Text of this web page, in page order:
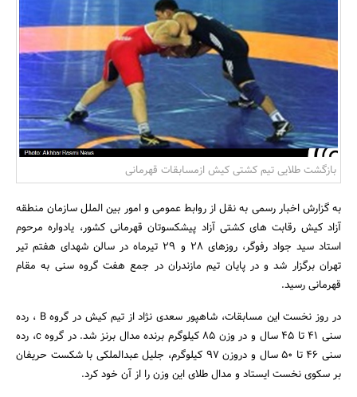
بانک، بیمه و سرمایه
مسکن و ساختمان
بازگشت طلایی تیم کشتی کیش ازمسابقات قهرمانی
به گزارش اخبار رسمی به نقل از روابط عمومی و امور بین الملل سازمان منطقه
آزاد کیش رقابت های کشتی آزاد پیشکسوتان قهرمانی کشور، یادواره مرحوم
استاد سید جواد رفوگر، روزهای 28 و 29 تیرماه در سالن شهدای هفتم تیر
تهران برگزار شد و در پایان تیم مازندران در جمع هفت گروه سنی به مقام
قهرمانی رسید.
در روز نخست این مسابقات، شاهپور سعدی نژاد از تیم کیش در گروه B ، رده
سنی 41 تا 45 سال و در وزن 85 کیلوگرم برنده مدال برنز شد. در گروه c، رده
سنی 46 تا 50 سال و دروزن 97 کیلوگرم، جلیل عبدالملکی با شکست حریفان
بر سکوی نخست ایستاد و مدال طلای این وزن را از آن خود کرد.